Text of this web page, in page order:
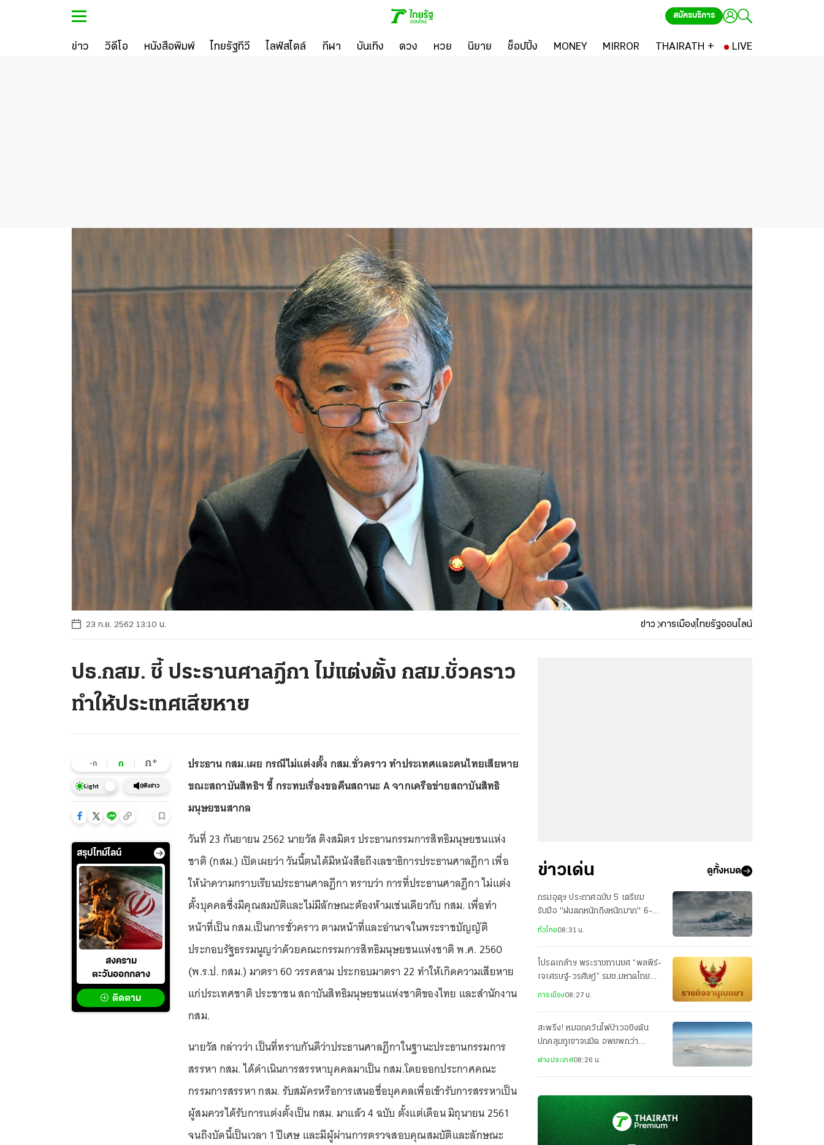
สมัครบริการ
ข่าว วิดีโอ หนังสือพิมพ์ ไทยรัฐทีวี ไลฟ์สไตล์ กีฬา บันเทิง ดวง หวย นิยาย ช็อปปิ้ง MONEY MIRROR THAIRATH + LIVE
23 ก.ย. 2562 13:10 น. ข่าว การเมืองไทยรัฐออนไลน์
ปธ.กสม. ชี้ ประธานศาลฎีกา ไม่แต่งตั้ง กสม.ชั่วคราว
ทำให้ประเทศเสียหาย
-ก ก ก+
Light ฟังข่าว
สรุปไทม์ไลน์
สงคราม
ตะวันออกกลาง
ติดตาม
ประธาน กสม.เผย กรณีไม่แต่งตั้ง กสม.ชั่วคราว ทำประเทศและคนไทยเสียหาย
ขณะสถาบันสิทธิฯ ชี้ กระทบเรื่องขอคืนสถานะ A จากเครือข่ายสถาบันสิทธิ
มนุษยชนสากล
วันที่ 23 กันยายน 2562 นายวัส ติงสมิตร ประธานกรรมการสิทธิมนุษยชนแห่ง
ชาติ (กสม.) เปิดเผยว่า วันนี้ตนได้มีหนังสือถึงเลขาธิการประธานศาลฎีกา เพื่อ
ให้นำความกราบเรียนประธานศาลฎีกา ทราบว่า การที่ประธานศาลฎีกา ไม่แต่ง
ตั้งบุคคลซึ่งมีคุณสมบัติและไม่มีลักษณะต้องห้ามเช่นเดียวกับ กสม. เพื่อทำ
หน้าที่เป็น กสม.เป็นการชั่วคราว ตามหน้าที่และอำนาจในพระราชบัญญัติ
ประกอบรัฐธรรมนูญว่าด้วยคณะกรรมการสิทธิมนุษยชนแห่งชาติ พ.ศ. 2560
(พ.ร.ป. กสม.) มาตรา 60 วรรคสาม ประกอบมาตรา 22 ทำให้เกิดความเสียหาย
แก่ประเทศชาติ ประชาชน สถาบันสิทธิมนุษยชนแห่งชาติของไทย และสำนักงาน
กสม.
นายวัส กล่าวว่า เป็นที่ทราบกันดีว่าประธานศาลฎีกาในฐานะประธานกรรมการ
สรรหา กสม. ได้ดำเนินการสรรหาบุคคลมาเป็น กสม.โดยออกประกาศคณะ
กรรมการสรรหา กสม. รับสมัครหรือการเสนอชื่อบุคคลเพื่อเข้ารับการสรรหาเป็น
ผู้สมควรได้รับการแต่งตั้งเป็น กสม. มาแล้ว 4 ฉบับ ตั้งแต่เดือน มิถุนายน 2561
จนถึงบัดนี้เป็นเวลา 1 ปีเศษ และมีผู้ผ่านการตรวจสอบคุณสมบัติและลักษณะ
ข่าวเด่น ดูทั้งหมด
กรมอุตุฯ ประกาศฉบับ 5 เตรียม
รับมือ "ฝนตกหนักถึงหนักมาก" 6-9
ส.ค.นี้
ทั่วไทย08:31 น.
โปรดเกล้าฯ พระราชทานยศ “พลพีร์-
เจเศรษฐ์-วรศิษฏ์” รมช.มหาดไทย
เป็น “นายกองเอก”
การเมือง08:27 น.
สะพรึง! หมอกควันไฟป่าวอชิงตัน
ปกคลุมภูเขาจนมิด อพยพกว่า
67,000 คน บ้านเรือนวอดนับร้อย
ต่างประเทศ08:26 น.